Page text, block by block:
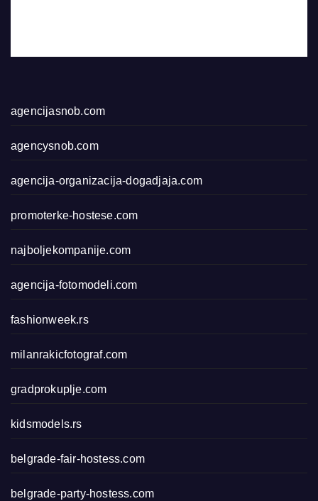
agencijasnob.com
agencysnob.com
agencija-organizacija-dogadjaja.com
promoterke-hostese.com
najboljekompanije.com
agencija-fotomodeli.com
fashionweek.rs
milanrakicfotograf.com
gradprokuplje.com
kidsmodels.rs
belgrade-fair-hostess.com
belgrade-party-hostess.com